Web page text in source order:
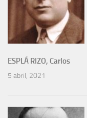
ESPLÁ RIZO, Carlos
5 abril, 2021